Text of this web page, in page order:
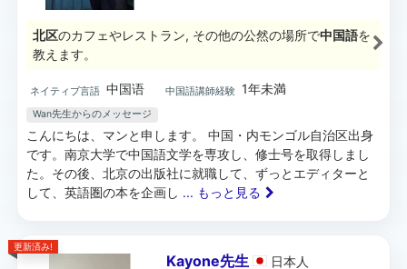
北区のカフェやレストラン, その他の公然の場所で中国語を
教えます。
ネイティブ言語 中国语 中国語講師経験 1年未満
Wan先生からのメッセージ
こんにちは、マンと申します。 中国・内モンゴル自治区出身
です。南京大学で中国語文学を専攻し、修士号を取得しまし
た。その後、北京の出版社に就職して、ずっとエディターと
して、英語圏の本を企画し ... もっと見る
更新済み!
Kayone先生 日本 人